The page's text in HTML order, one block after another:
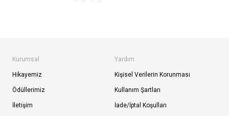
Kurumsal
Hikayemiz
Ödüllerimiz
İletişim
Yardım
Kişisel Verilerin Korunması
Kullanım Şartları
İade/İptal Koşulları